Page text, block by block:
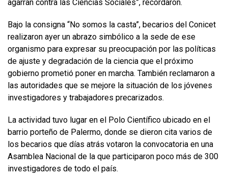
agarran contra las Ciencias Sociales”, recordaron.
Bajo la consigna “No somos la casta”, becarios del Conicet
realizaron ayer un abrazo simbólico a la sede de ese
organismo para expresar su preocupación por las políticas
de ajuste y degradación de la ciencia que el próximo
gobierno prometió poner en marcha. También reclamaron a
las autoridades que se mejore la situación de los jóvenes
investigadores y trabajadores precarizados.
La actividad tuvo lugar en el Polo Científico ubicado en el
barrio porteño de Palermo, donde se dieron cita varios de
los becarios que días atrás votaron la convocatoria en una
Asamblea Nacional de la que participaron poco más de 300
investigadores de todo el país.